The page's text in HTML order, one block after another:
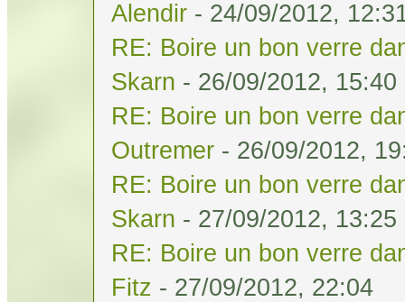
Alendir - 24/09/2012,
RE: Boire un bon verre
Skarn - 26/09/2012, 15:40
RE: Boire un bon verre
Outremer - 26/09/2012,
RE: Boire un bon verre
Skarn - 27/09/2012, 13:25
RE: Boire un bon verre
Fitz - 27/09/2012, 22:04